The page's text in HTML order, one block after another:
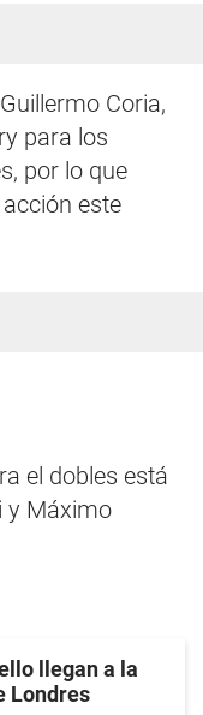
Coria,
para los
por lo que
este
el dobles está
y Máximo
llegan a la
Londres